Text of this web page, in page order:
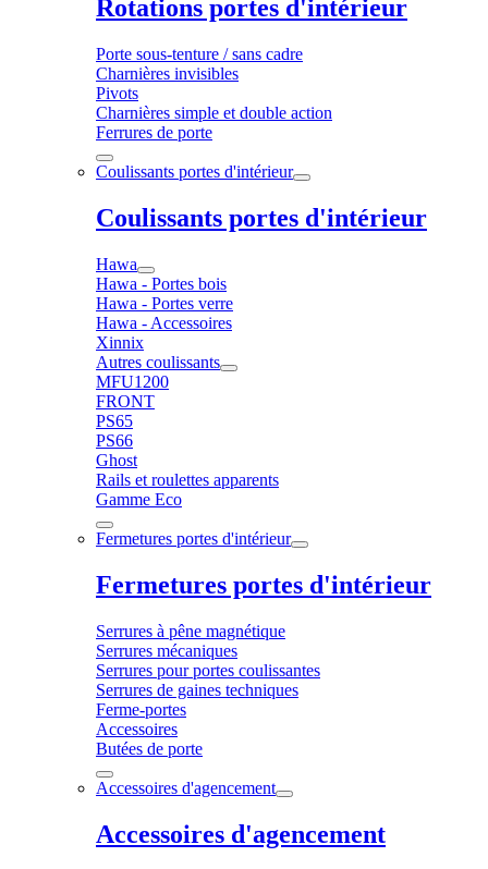
Rotations portes d'intérieur
Porte sous-tenture / sans cadre
Charnières invisibles
Pivots
Charnières simple et double action
Ferrures de porte
Coulissants portes d'intérieur
Coulissants portes d'intérieur
Hawa
Hawa - Portes bois
Hawa - Portes verre
Hawa - Accessoires
Xinnix
Autres coulissants
MFU1200
FRONT
PS65
PS66
Ghost
Rails et roulettes apparents
Gamme Eco
Fermetures portes d'intérieur
Fermetures portes d'intérieur
Serrures à pêne magnétique
Serrures mécaniques
Serrures pour portes coulissantes
Serrures de gaines techniques
Ferme-portes
Accessoires
Butées de porte
Accessoires d'agencement
Accessoires d'agencement